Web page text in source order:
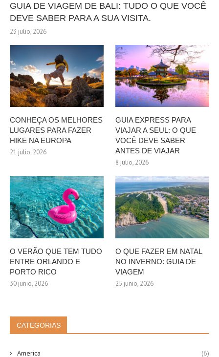
GUIA DE VIAGEM DE BALI: TUDO O QUE VOCÊ
DEVE SABER PARA A SUA VISITA.
23 julio, 2026
CONHEÇA OS MELHORES
LUGARES PARA FAZER
HIKE NA EUROPA
21 julio, 2026
GUIA EXPRESS PARA
VIAJAR A SEUL: O QUE
VOCÊ DEVE SABER
ANTES DE VIAJAR
8 julio, 2026
O VERÃO QUE TEM TUDO
ENTRE ORLANDO E
PORTO RICO
30 junio, 2026
O QUE FAZER EM NATAL
NO INVERNO: GUIA DE
VIAGEM
25 junio, 2026
CATEGORIAS
America (6)